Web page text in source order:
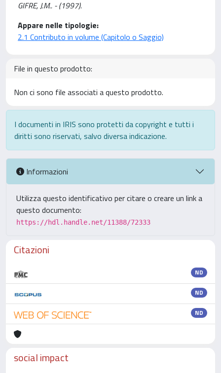
GIFRE, J.M.. - (1997).
Appare nelle tipologie:
2.1 Contributo in volume (Capitolo o Saggio)
File in questo prodotto:
Non ci sono file associati a questo prodotto.
I documenti in IRIS sono protetti da copyright e tutti i
diritti sono riservati, salvo diversa indicazione.
Informazioni
Utilizza questo identificativo per citare o creare un link a
questo documento:
https://hdl.handle.net/11388/72333
Citazioni
ND
ND
ND
social impact